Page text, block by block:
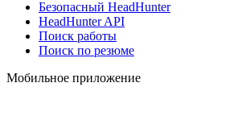
Безопасный HeadHunter
HeadHunter API
Поиск работы
Поиск по резюме
Мобильное приложение